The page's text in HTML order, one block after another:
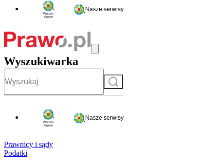
Nasze serwisy
Wyszukiwarka
Szukaj
Nasze serwisy
Prawnicy i sądy
Podatki